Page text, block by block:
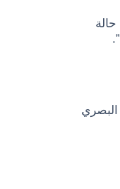
البصري